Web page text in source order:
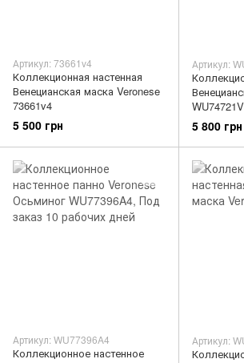
Артикул: 73661v4
Коллекционная настенная
Венецианская маска Veronese
73661v4
5 500 грн
Артикул:
5 800 грн
Артикул: WU77396A4
Коллекционное настенное
Артикул: